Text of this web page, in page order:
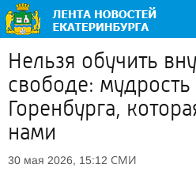
Нельзя обучить
свободе: мудрость
Горенбурга,
нами
30 мая 2026, 15:12 СМИ